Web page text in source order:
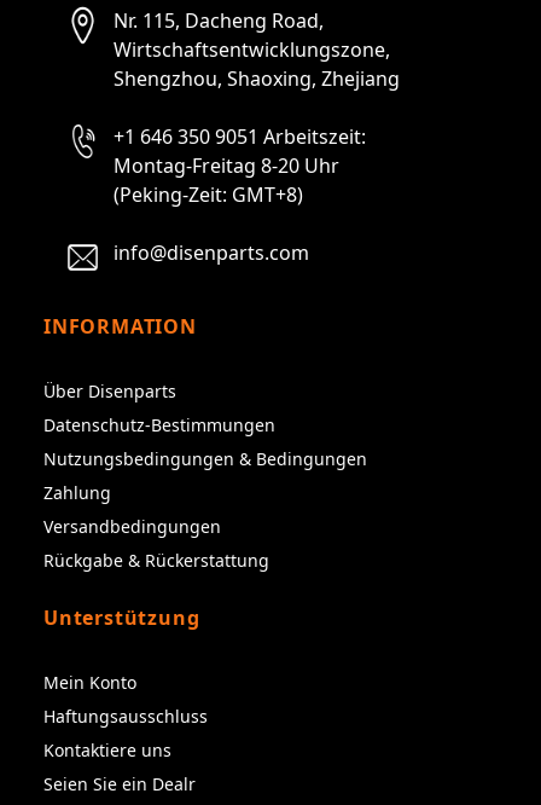
Nr. 115, Dacheng Road,
Wirtschaftsentwicklungszone,
Shengzhou, Shaoxing, Zhejiang
+1 646 350 9051 Arbeitszeit:
Montag-Freitag 8-20 Uhr
(Peking-Zeit: GMT+8)
info@disenparts.com
INFORMATION
Über Disenparts
Datenschutz-Bestimmungen
Nutzungsbedingungen & Bedingungen
Zahlung
Versandbedingungen
Rückgabe & Rückerstattung
Unterstützung
Mein Konto
Haftungsausschluss
Kontaktiere uns
Seien Sie ein Dealr